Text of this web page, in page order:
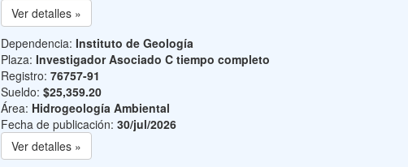
Ver detalles »
Dependencia: Instituto de Geología
Plaza: Investigador Asociado C tiempo completo
Registro: 76757-91
Sueldo: $25,359.20
Área: Hidrogeología Ambiental
Fecha de publicación: 30/jul/2026
Ver detalles »